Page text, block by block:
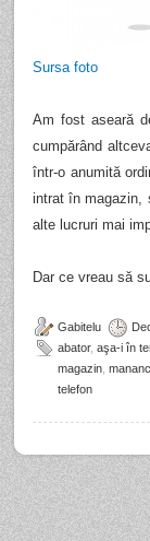
Sursa foto
Am fost aseară
cumpărând
într-o anumită
intrat în magazin,
alte lucruri mai
Dar ce vreau să
Gabitelu
abator, aşa-i în
magazin
telefon